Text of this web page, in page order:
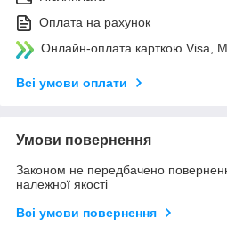
Оплата на рахунок
Онлайн-оплата карткою Visa,
Всі умови оплати
Умови повернення
Законом не передбачено
належної якості
Всі умови повернення